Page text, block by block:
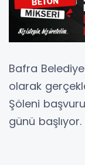
Bafra
olarak
Şöleni
günü başlıyor.